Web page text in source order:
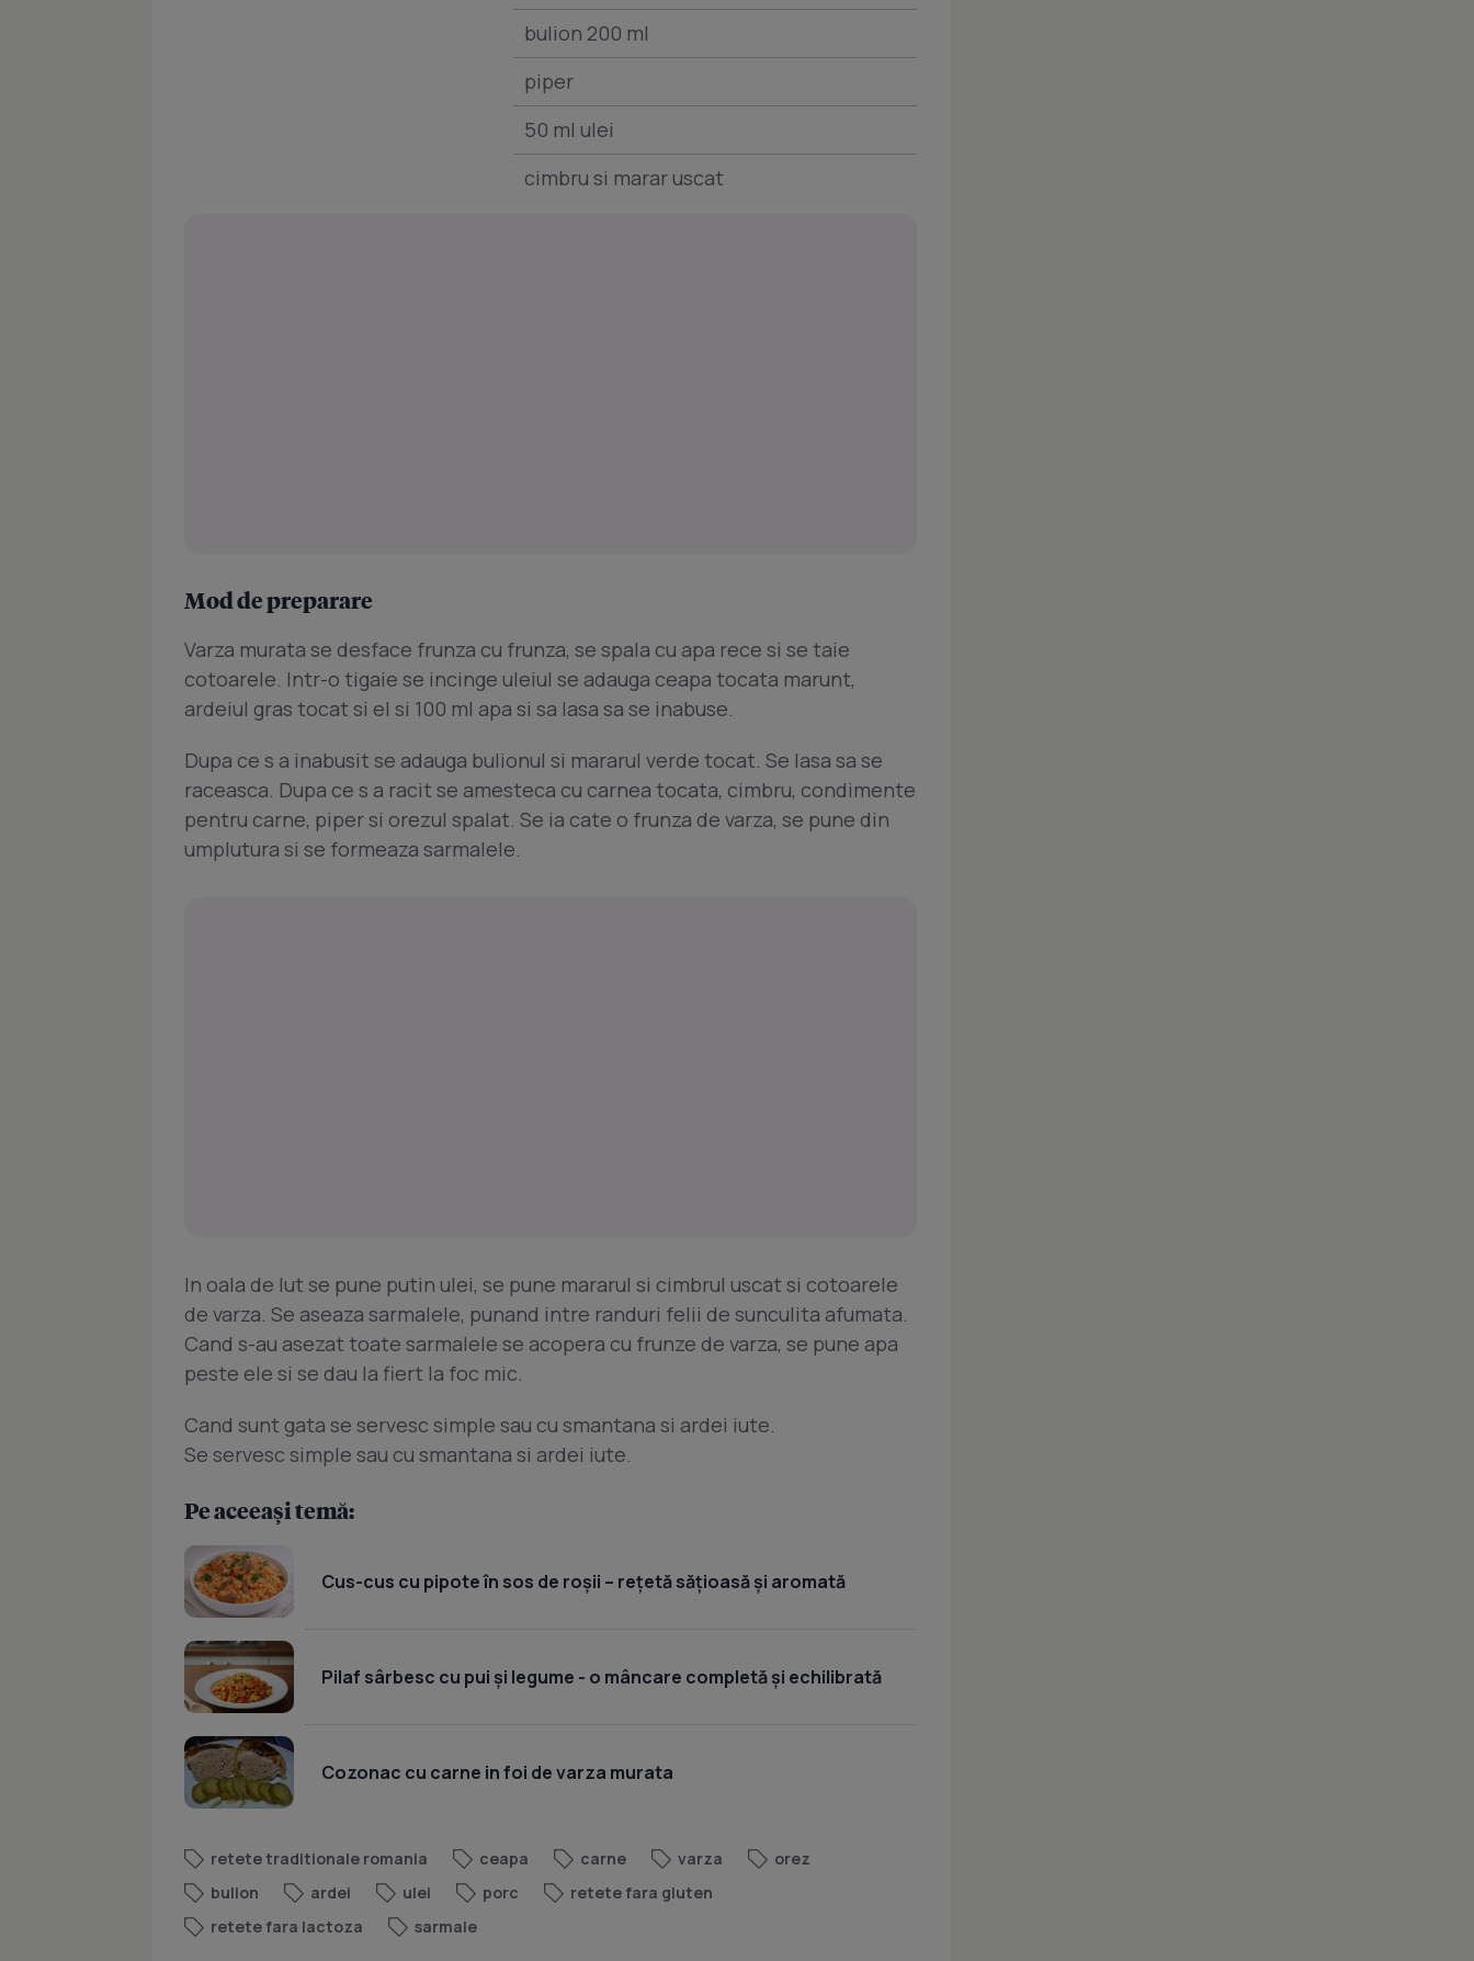
bulion 200 ml
piper
50 ml ulei
cimbru si marar uscat
Mod de preparare
Varza murata se desface frunza cu frunza, se spala cu apa rece si se taie
cotoarele. Intr-o tigaie se incinge uleiul se adauga ceapa tocata marunt,
ardeiul gras tocat si el si 100 ml apa si sa lasa sa se inabuse.
Dupa ce s a inabusit se adauga bulionul si mararul verde tocat. Se lasa sa se
raceasca. Dupa ce s a racit se amesteca cu carnea tocata, cimbru, condimente
pentru carne, piper si orezul spalat. Se ia cate o frunza de varza, se pune din
umplutura si se formeaza sarmalele.
In oala de lut se pune putin ulei, se pune mararul si cimbrul uscat si cotoarele
de varza. Se aseaza sarmalele, punand intre randuri felii de sunculita afumata.
Cand s-au asezat toate sarmalele se acopera cu frunze de varza, se pune apa
peste ele si se dau la fiert la foc mic.
Cand sunt gata se servesc simple sau cu smantana si ardei iute.
Se servesc simple sau cu smantana si ardei iute.
Pe aceeași temă:
Cus-cus cu pipote în sos de roșii – rețetă sățioasă și aromată
Pilaf sârbesc cu pui și legume - o mâncare completă și echilibrată
Cozonac cu carne in foi de varza murata
retete traditionale romania ceapa carne varza
orez
bulion
ardei ulei porc
retete fara gluten
retete fara lactoza
sarmale